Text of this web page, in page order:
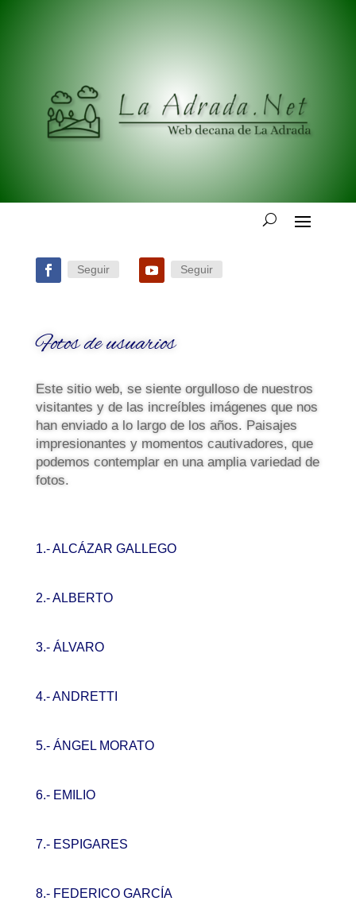
Seguir Seguir
Fotos de usuarios
Este sitio web, se siente orgulloso de nuestros
visitantes y de las increíbles imágenes que nos
han enviado a lo largo de los años. Paisajes
impresionantes y momentos cautivadores, que
podemos contemplar en una amplia variedad de
fotos.
1.- ALCÁZAR GALLEGO
2.- ALBERTO
3.- ÁLVARO
4.- ANDRETTI
5.- ÁNGEL MORATO
6.- EMILIO
7.- ESPIGARES
8.- FEDERICO GARCÍA